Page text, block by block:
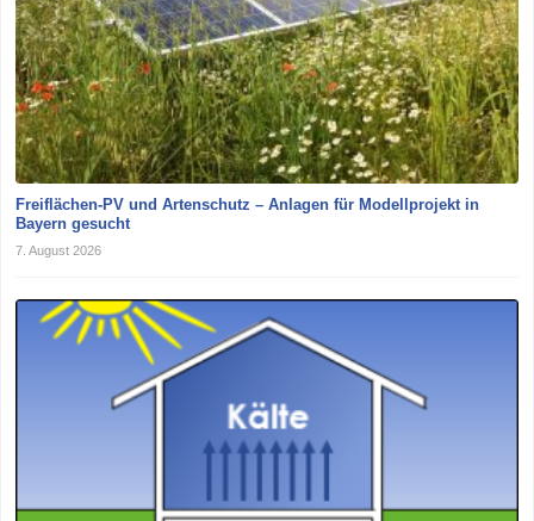
Freiflächen-PV und Artenschutz – Anlagen für Modellprojekt in
Bayern gesucht
7. August 2026